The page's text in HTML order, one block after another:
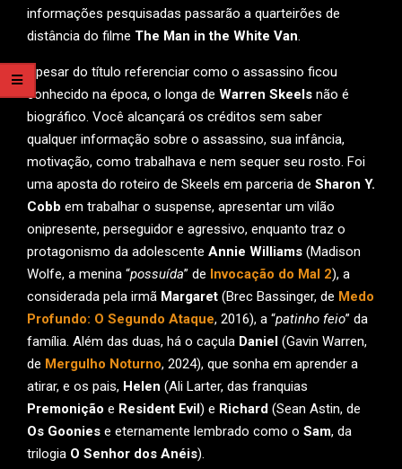
informações pesquisadas passarão a quarteirões de
distância do filme The Man in the White Van.
Apesar do título referenciar como o assassino ficou
conhecido na época, o longa de Warren Skeels não é
biográfico. Você alcançará os créditos sem saber
qualquer informação sobre o assassino, sua infância,
motivação, como trabalhava e nem sequer seu rosto. Foi
uma aposta do roteiro de Skeels em parceria de Sharon Y.
Cobb em trabalhar o suspense, apresentar um vilão
onipresente, perseguidor e agressivo, enquanto traz o
protagonismo da adolescente Annie Williams (Madison
Wolfe, a menina “possuída” de Invocação do Mal 2), a
considerada pela irmã Margaret (Brec Bassinger, de Medo
Profundo: O Segundo Ataque, 2016), a “patinho feio” da
família. Além das duas, há o caçula Daniel (Gavin Warren,
de Mergulho Noturno, 2024), que sonha em aprender a
atirar, e os pais, Helen (Ali Larter, das franquias
Premonição e Resident Evil) e Richard (Sean Astin, de
Os Goonies e eternamente lembrado como o Sam, da
trilogia O Senhor dos Anéis).